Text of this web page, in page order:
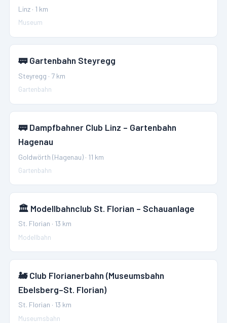
Linz · 1 km
Museum
🚃 Gartenbahn Steyregg
Steyregg · 7 km
Gartenbahn
🚃 Dampfbahner Club Linz – Gartenbahn
Hagenau
Goldwörth (Hagenau) · 11 km
Gartenbahn
🏛️ Modellbahnclub St. Florian – Schauanlage
St. Florian · 13 km
Modellbahn
🚂 Club Florianerbahn (Museumsbahn
Ebelsberg–St. Florian)
St. Florian · 13 km
Museumsbahn